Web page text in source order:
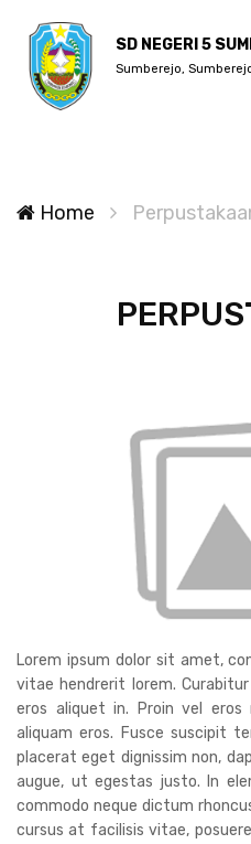
SD NEGERI 5
Sumberejo,
Home
Lorem ipsum dolor sit amet,
vitae hendrerit lorem.
eros aliquet in. Proin vel eros
aliquam eros. Fusce suscipit
placerat eget dignissim non,
augue, ut egestas justo. In
commodo neque dictum
cursus at facilisis vitae,